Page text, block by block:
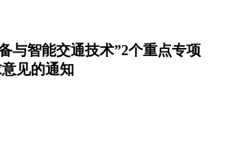
与智能交通技术”2个重点专项
见的通知